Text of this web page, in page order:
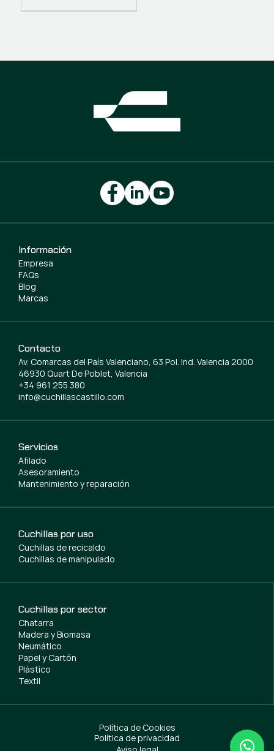
Servicios
Afilado
Asesoramiento
Mantenimiento y reparación
Cuchillas por uso
Cuchillas de recicaldo
Cuchillas de manipulado
Cuchillas por sector
Chatarra
Madera y Biomasa
Neumático
Papel y Cartón
Plástico
Textil
Información
Empresa
FAQs
Blog
Marcas
Contacto
Av. Comarcas del País Valenciano, 63 Pol. Ind. Valencia 2000
46930 Quart De Poblet, Valencia
+34 961 255 380
info@cuchillascastillo.com
Política de Cookies
Política de privacidad